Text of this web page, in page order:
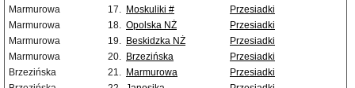
Marmurowa
17. Moskuliki #
Przesiadki
Marmurowa
18. Opolska NŻ
Przesiadki
Marmurowa
19. Beskidzka NŻ
Przesiadki
Marmurowa
20. Brzezińska
Przesiadki
Brzezińska
21. Marmurowa
Przesiadki